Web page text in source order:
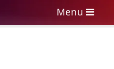
Toggle
navigation
Menu